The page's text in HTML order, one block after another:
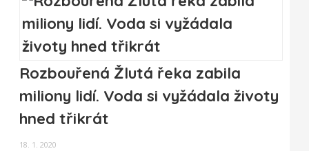
Rozbouřená Žlutá řeka zabila
miliony lidí. Voda si vyžádala životy
hned třikrát
18. 1. 2020